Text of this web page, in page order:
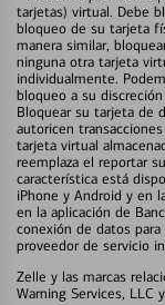
tarjetas) virtual. Debe
bloqueo de su tarjeta
manera similar,
ninguna otra tarjeta
individualmente.
bloqueo a su
Bloquear su tarjeta de
autoricen
tarjeta virtual
reemplaza el reportar
característica está
iPhone y Android y en
en la aplicación de
conexión de datos
proveedor de servicio
Zelle y las marcas
Warning Services, LLC